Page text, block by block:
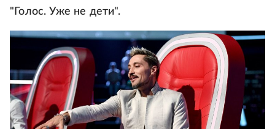
"Голос. Уже не дети".